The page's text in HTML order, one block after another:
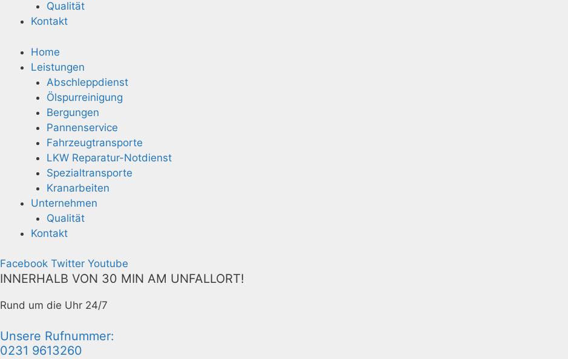
Qualität
Kontakt
Home
Leistungen
Abschleppdienst
Ölspurreinigung
Bergungen
Pannenservice
Fahrzeugtransporte
LKW Reparatur-Notdienst
Spezialtransporte
Kranarbeiten
Unternehmen
Qualität
Kontakt
Facebook Twitter Youtube
INNERHALB VON 30 MIN AM UNFALLORT!
Rund um die Uhr 24/7
Unsere Rufnummer:
0231 9613260